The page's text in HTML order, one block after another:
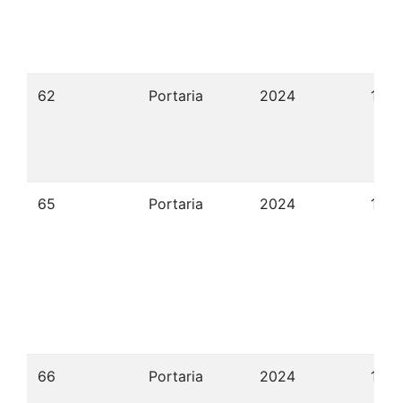
62 Portaria 2024 14/
65 Portaria 2024 15/
66 Portaria 2024 15/